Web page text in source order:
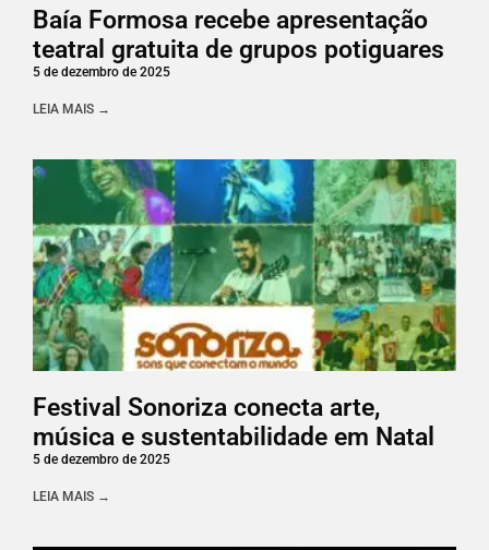
Baía Formosa recebe apresentação
teatral gratuita de grupos potiguares
5 de dezembro de 2025
LEIA MAIS →
Festival Sonoriza conecta arte,
música e sustentabilidade em Natal
5 de dezembro de 2025
LEIA MAIS →